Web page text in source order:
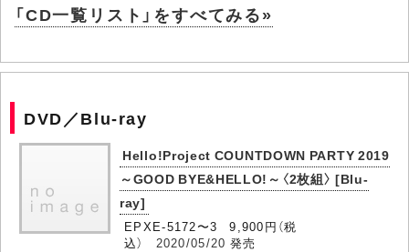
「CD一覧リスト」をすべてみる»
DVD／Blu-ray
Hello!Project COUNTDOWN PARTY 2019
～GOOD BYE&HELLO!～〈2枚組〉 [Blu-
ray]
EPXE-5172〜3 9,900円（税
込） 2020/05/20 発売